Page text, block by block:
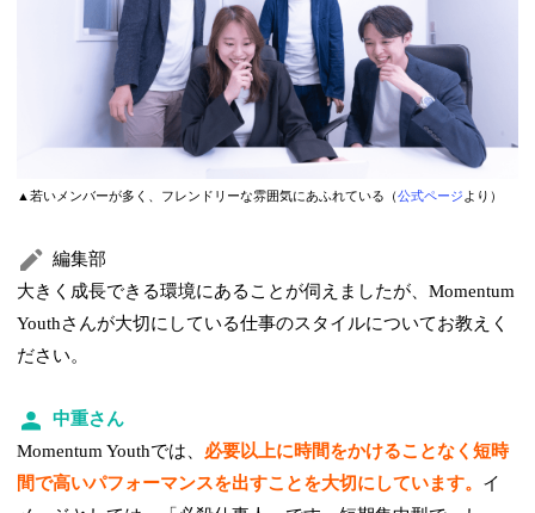
▲若いメンバーが多く、フレンドリーな雰囲気にあふれている（公式ページ より）
編集部
大きく成長できる環境にあることが伺えましたが、Momentum
Youthさんが大切にしている仕事のスタイルについてお教えく
ださい。
中重さん
Momentum Youthでは、 必要以上に時間をかけることなく短時
間で高いパフォーマンスを出すことを大切にしています。 イ